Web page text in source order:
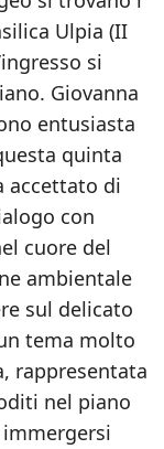
Ulpia (II
si
Giovanna
entusiasta
quinta
accettato di
con
cuore del
ambientale
sul delicato
tema molto
rappresentata
nel piano
immergersi